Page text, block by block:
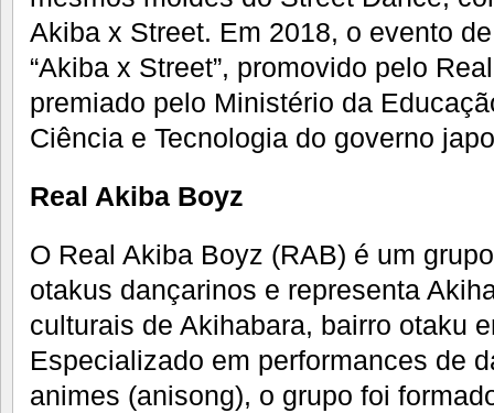
Akiba x Street. Em 2018, o evento
“Akiba x Street”, promovido pelo
premiado pelo Ministério da
Ciência e Tecnologia do governo
Real Akiba Boyz
O Real Akiba Boyz (RAB) é um
otakus dançarinos e representa
culturais de Akihabara, bairro otaku
Especializado em performances de
animes (anisong), o grupo foi